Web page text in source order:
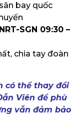
bay quốc
SGN 09:30 –
chia tay đoàn
có thể thay đổi
Viên để phù
vẫn đảm bảo